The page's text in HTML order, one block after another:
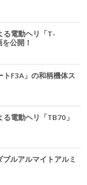
る電動ヘリ「T-
公開！
F3A」の和柄機体ス
電動ヘリ「TB70」
ブルアルマイトアルミ